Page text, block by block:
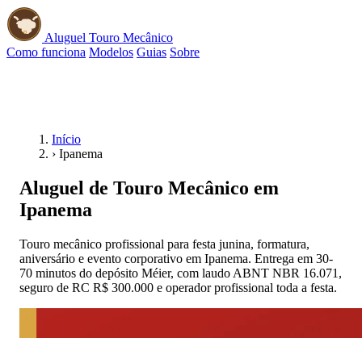
Aluguel Touro Mecânico
Como funciona Modelos Guias Sobre
Início
› Ipanema
Aluguel de Touro Mecânico em
Ipanema
Touro mecânico profissional para festa junina, formatura,
aniversário e evento corporativo em Ipanema. Entrega em 30-
70 minutos do depósito Méier, com laudo ABNT NBR 16.071,
seguro de RC R$ 300.000 e operador profissional toda a festa.